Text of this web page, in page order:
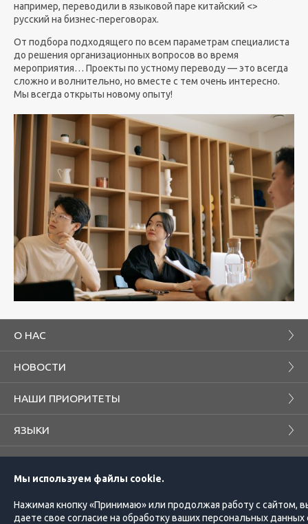
например, переводили в языковой паре китайский <>
русский на бизнес-переговорах.
От подбора подходящего по всем параметрам специалиста
до решения организационных вопросов во время
мероприятия… Проекты по устному переводу — это всегда
сложно и волнительно, но вместе с тем очень интересно.
Мы всегда открыты новому опыту!
О НАС
НОВОСТИ
НАШИ ПРИОРИТЕТЫ
ЯЗЫКИ
Мы используем файлы cookie.
Нажимая кнопку «Принимаю» или продолжая работу с сайтом,
даете свое согласие на обработку ваших персональных данных